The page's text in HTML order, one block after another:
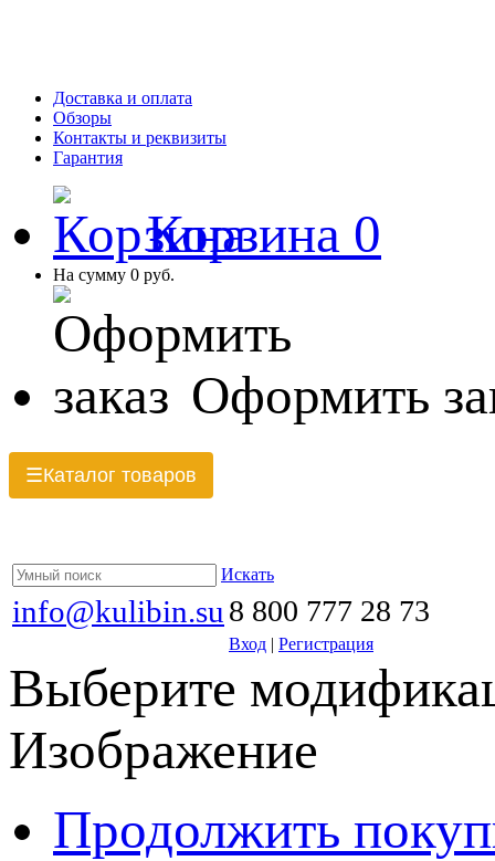
Доставка и оплата
Обзоры
Контакты и реквизиты
Гарантия
Корзина 0
На сумму 0 руб.
Оформить
☰Каталог товаров
Искать
info@kulibin.su 8 800 777 28 73
Вход | Регистрация
Выберите
Изображение
Продолжить